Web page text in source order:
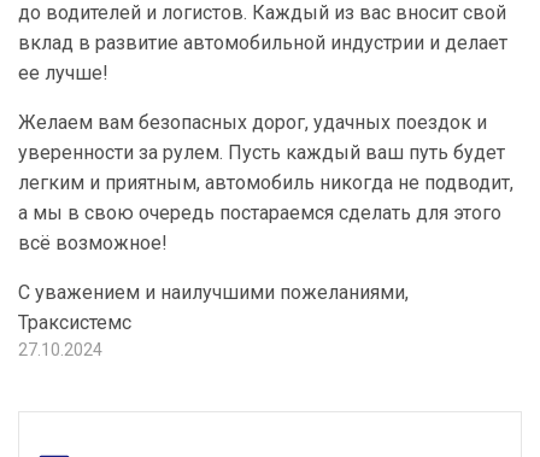
до водителей и логистов. Каждый из вас вносит свой
вклад в развитие автомобильной индустрии и делает
ее лучше!
Желаем вам безопасных дорог, удачных поездок и
уверенности за рулем. Пусть каждый ваш путь будет
легким и приятным, автомобиль никогда не подводит,
а мы в свою очередь постараемся сделать для этого
всё возможное!
С уважением и наилучшими пожеланиями,
Траксистемс
27.10.2024